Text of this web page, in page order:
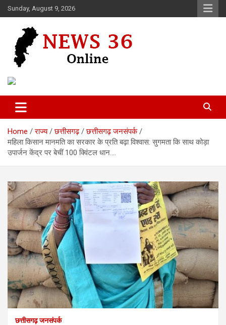
Skip
to
Sunday, August 9, 2026
News 36
Home राज्य छत्तीसगढ़
छत्तीसगढ़ जनसंपर्क
महिला किसान मानमति का सरकार के प्रति बढ़ा विश्वास: सुगमता कि साथ कोड़ा
उपार्जन केंद्र पर बेचीं 100 क्विंटल धान….
छत्तीसगढ़ जनसंपर्क